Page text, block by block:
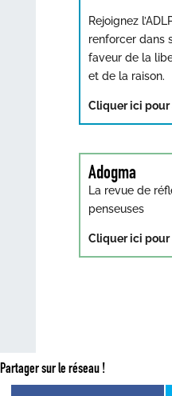
Rejoignez
renforcer dans
faveur de la
et de la raison.
Cliquer ici pour
Adogma
La revue de
penseuses
Cliquer ici pour
Partager sur le réseau !